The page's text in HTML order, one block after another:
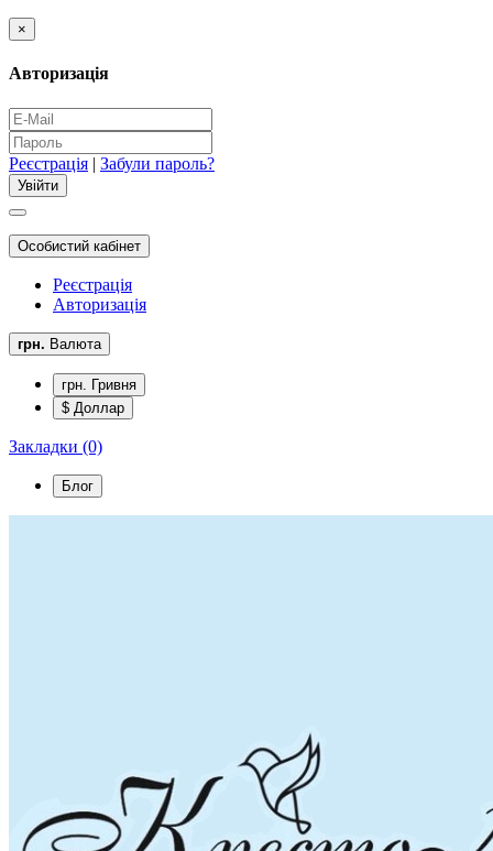
×
Авторизація
Реєстрація | Забули пароль?
Особистий кабінет
Реєстрація
Авторизація
грн. Валюта
грн. Гривня
$ Доллар
Закладки (0)
Блог